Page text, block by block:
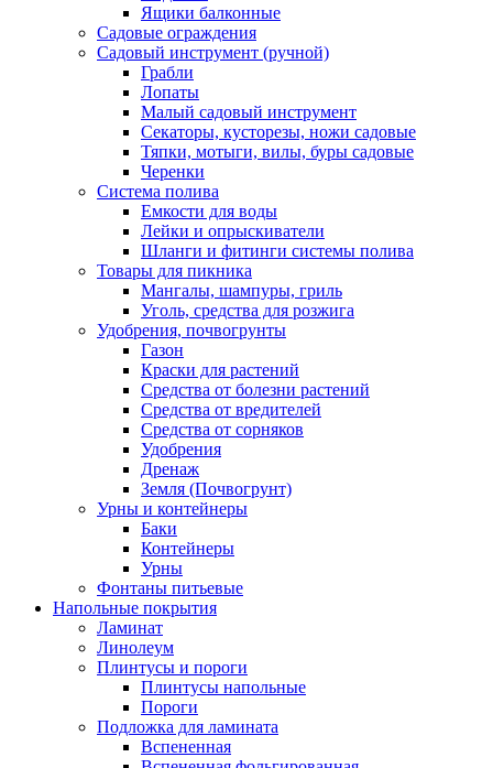
Ящики балконные
Садовые ограждения
Садовый инструмент (ручной)
Грабли
Лопаты
Малый садовый инструмент
Секаторы, кусторезы, ножи садовые
Тяпки, мотыги, вилы, буры садовые
Черенки
Система полива
Емкости для воды
Лейки и опрыскиватели
Шланги и фитинги системы полива
Товары для пикника
Мангалы, шампуры, гриль
Уголь, средства для розжига
Удобрения, почвогрунты
Газон
Краски для растений
Средства от болезни растений
Средства от вредителей
Средства от сорняков
Удобрения
Дренаж
Земля (Почвогрунт)
Урны и контейнеры
Баки
Контейнеры
Урны
Фонтаны питьевые
Напольные покрытия
Ламинат
Линолеум
Плинтусы и пороги
Плинтусы напольные
Пороги
Подложка для ламината
Вспененная